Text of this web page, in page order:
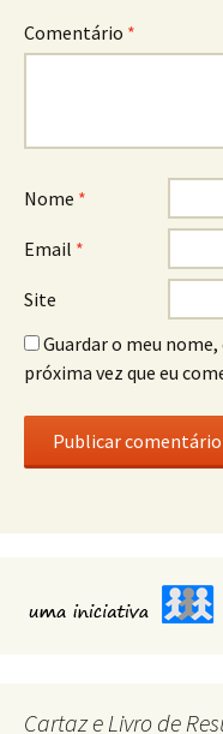
Comentário *
Nome *
Email *
Site
Guardar o meu
próxima vez que eu
Cartaz e Livro de